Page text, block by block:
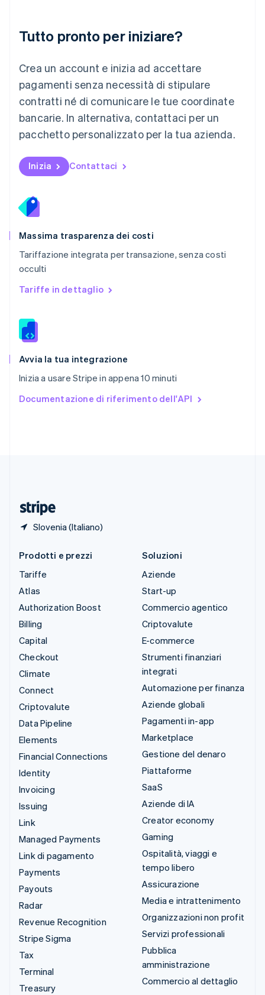
Tutto pronto per iniziare?
Crea un account e inizia ad accettare
pagamenti senza necessità di stipulare
contratti né di comunicare le tue coordinate
bancarie. In alternativa, contattaci per un
pacchetto personalizzato per la tua azienda.
Inizia Contattaci
Massima trasparenza dei costi
Tariffazione integrata per transazione, senza costi
occulti
Tariffe in dettaglio
Avvia la tua integrazione
Inizia a usare Stripe in appena 10 minuti
Documentazione di riferimento dell'API
Slovenia (Italiano)
Malta
English
EspañolEnglish
Norvegia
English
Nuova Zelanda
English
NederlandsEnglish
English
Portogallo
RAS di Hong Kong, Cina
English
English
English
Romania
English
Slovacchia
Slovenia
English Italiano
EspañolEnglish
English Español 简体中文
Prodotti e prezzi
Tariffe
Atlas
Authorization Boost
Billing
Capital
Checkout
Climate
Connect
Criptovalute
Data Pipeline
Elements
Financial Connections
Identity
Invoicing
Issuing
Link
Managed Payments
Link di pagamento
Payments
Payouts
Radar
Revenue Recognition
Stripe Sigma
Tax
Terminal
Treasury
Soluzioni
Aziende
Start-up
Commercio agentico
Criptovalute
E-commerce
Strumenti finanziari
integrati
Automazione per finanza
Aziende globali
Pagamenti in-app
Marketplace
Gestione del denaro
Piattaforme
SaaS
Aziende di IA
Creator economy
Gaming
Ospitalità, viaggi e
tempo libero
Assicurazione
Media e intrattenimento
Organizzazioni non profit
Servizi professionali
Pubblica
amministrazione
Commercio al dettaglio